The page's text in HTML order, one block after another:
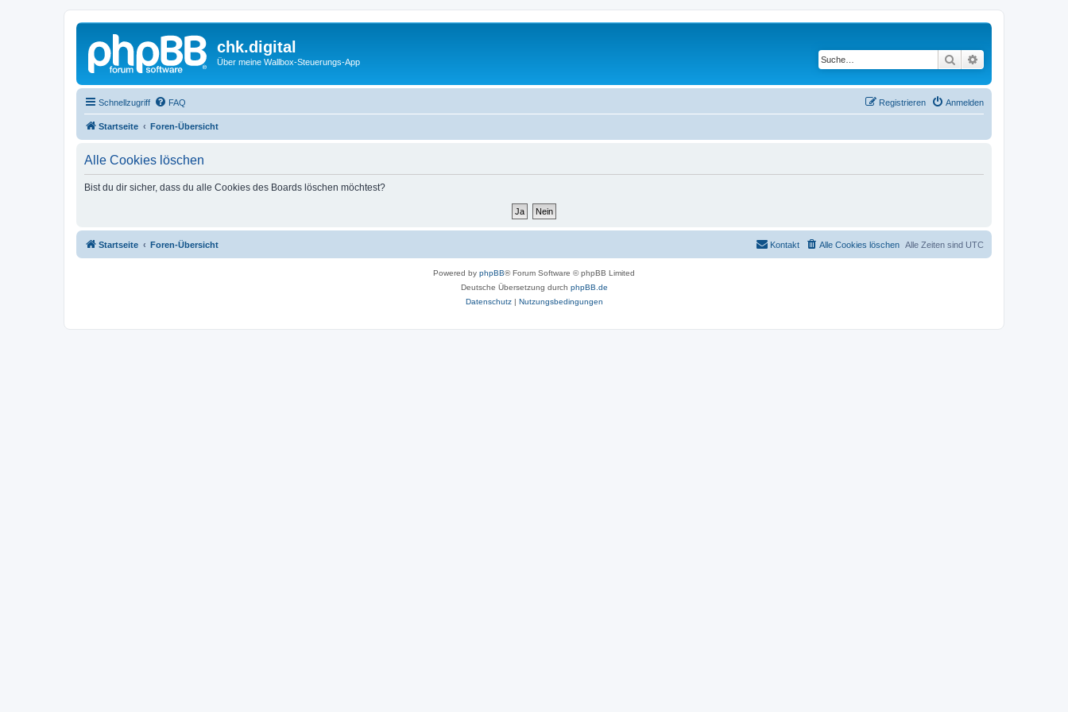
chk.digital
Über meine Wallbox-Steuerungs-App Suche
Schnellzugriff FAQ Anmelden
Registrieren
Startseite Foren-Übersicht
Alle Cookies löschen
Bist du dir sicher, dass du alle Cookies des Boards löschen möchtest?
Startseite Foren-Übersicht Alle Zeiten sind UTC
Alle Cookies löschen
Kontakt
Powered by phpBB® Forum Software © phpBB Limited
Deutsche Übersetzung durch phpBB.de
Datenschutz| Nutzungsbedingungen